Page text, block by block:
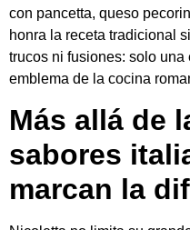
con pancetta, queso
honra la receta tradicional
trucos ni fusiones: solo
emblema de la cocina
Más allá de
sabores
marcan la